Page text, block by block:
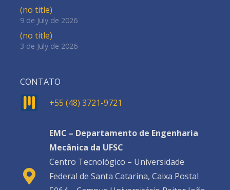
(no title)
9 de July de 2026
(no title)
3 de July de 2026
CONTATO
+55 (48) 3721-9721
EMC – Departamento de Engenharia
Mecânica da UFSC
Centro Tecnológico – Universidade
Federal de Santa Catarina, Caixa Postal